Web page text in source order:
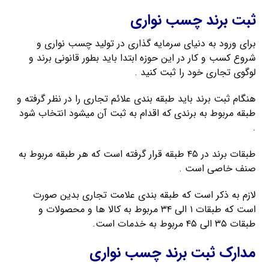
ثبت برند چسب نواری
برای ورود به دنیای سرمایه گذاری در تولید چسب نواری و
شروع کسب و کار در این حوزه ابتدا باید بطور قانونی برند و
لوگوی تجاری خود را ثبت کنید .
هنگام ثبت برند باید طبقه بندی علائم تجاری را در نظر گرفته و
طبقه مربوط به برندی که اقدام به ثبت آن میشود انتخاب شود
.
طبقات برند در ۴۵ طبقه قرار گرفته است که هر طبقه مربوط به
صنف خاصی است .
لازم به ذکر است که طبقه بندی علامت تجاری بدین صورت
است که طبقات ۱ الی ۳۴ مربوط به کالا ها و محصولات و
طبقات ۳۵ الی ۴۵ مربوط به خدمات است.
مدارک ثبت برند چسب نواری